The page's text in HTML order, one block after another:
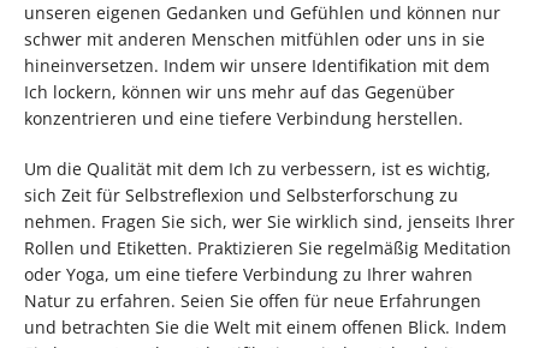
unseren eigenen Gedanken und Gefühlen und können nur
schwer mit anderen Menschen mitfühlen oder uns in sie
hineinversetzen. Indem wir unsere Identifikation mit dem
Ich lockern, können wir uns mehr auf das Gegenüber
konzentrieren und eine tiefere Verbindung herstellen.
Um die Qualität mit dem Ich zu verbessern, ist es wichtig,
sich Zeit für Selbstreflexion und Selbsterforschung zu
nehmen. Fragen Sie sich, wer Sie wirklich sind, jenseits Ihrer
Rollen und Etiketten. Praktizieren Sie regelmäßig Meditation
oder Yoga, um eine tiefere Verbindung zu Ihrer wahren
Natur zu erfahren. Seien Sie offen für neue Erfahrungen
und betrachten Sie die Welt mit einem offenen Blick. Indem